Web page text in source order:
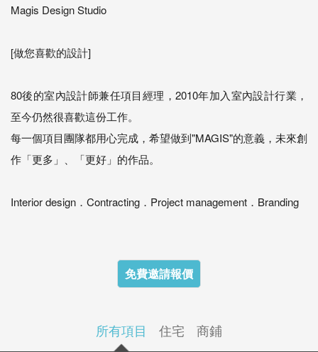
Magis Design Studio
[做您喜歡的設計]
80後的室內設計師兼任項目經理，2010年加入室內設計行業，
至今仍然很喜歡這份工作。
每一個項目團隊都用心完成，希望做到"MAGIS"的意義，未來創
作「更多」、「更好」的作品。
Interior design．Contracting．Project management．Branding
免費邀請報價
所有項目 住宅 商鋪